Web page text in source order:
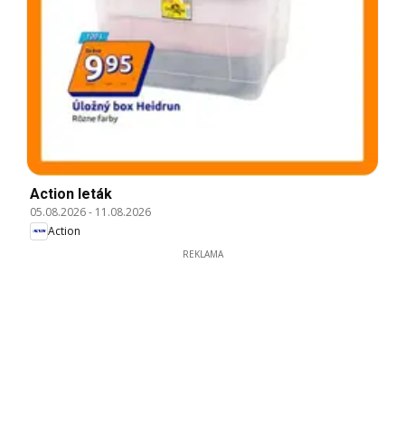
Action leták
05.08.2026- 11.08.2026
Action
REKLAMA